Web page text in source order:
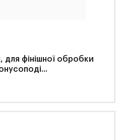
для фінішної обробки